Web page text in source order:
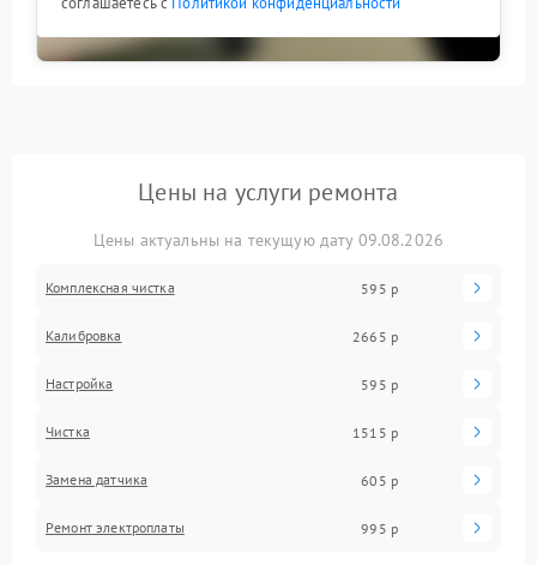
Цены на услуги ремонта
Цены актуальны на текущую дату 09.08.2026
Комплексная чистка 595 р
Калибровка 2665 р
Настройка 595 р
Чистка 1515 р
Замена датчика 605 р
Ремонт электроплаты 995 р